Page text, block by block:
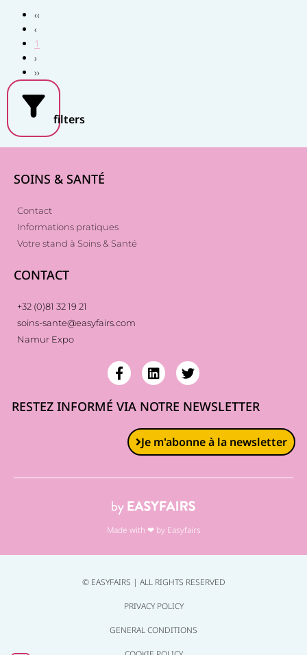
‹‹
‹
1
›
››
filters
SOINS & SANTÉ
Contact
Informations pratiques
Votre stand à Soins & Santé
CONTACT
+32 (0)81 32 19 21
soins-sante@easyfairs.com
Namur Expo
RESTEZ INFORMÉ VIA NOTRE NEWSLETTER
Je m'abonne à la newsletter
Made with ❤ by Easyfairs
© EASYFAIRS | ALL RIGHTS RESERVED
PRIVACY POLICY
GENERAL CONDITIONS